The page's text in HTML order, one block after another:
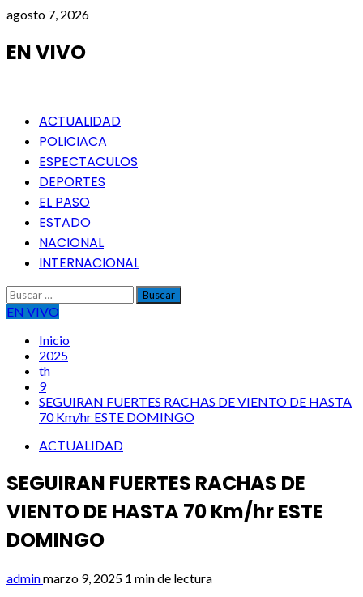
Saltar
contenido
agosto 7, 2026
EN VIVO
Menú
principal
ACTUALIDAD
POLICIACA
ESPECTACULOS
DEPORTES
EL PASO
ESTADO
NACIONAL
INTERNACIONAL
Buscar:
EN VIVO
Inicio
2025
th
9
SEGUIRAN FUERTES RACHAS DE VIENTO DE HASTA
70 Km/hr ESTE DOMINGO
ACTUALIDAD
SEGUIRAN FUERTES RACHAS DE
VIENTO DE HASTA 70 Km/hr ESTE
DOMINGO
adminmarzo 9, 2025 1 min de lectura